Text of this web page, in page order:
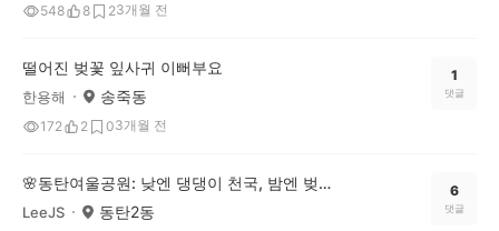
548 8 23개월 전
떨어진 벚꽃 잎사귀 이뻐부요
한용해 송죽동
172 2 03개월 전
1
댓글
🌸동탄여울공원: 낮엔 댕댕이 천국, 밤엔 벚꽃 엔딩!
LeeJS 동탄2동
6
댓글